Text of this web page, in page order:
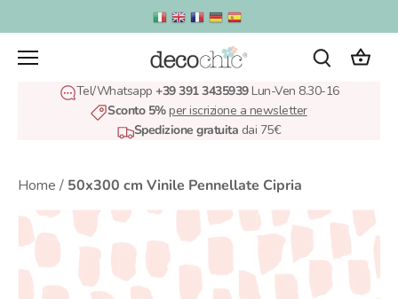
al
contenuto
Tel/Whatsapp +39 391 3435939Lun-Ven 8.30-16
Sconto 5%per iscrizione a newsletter
Spedizione gratuita dai 75€
Home / 50x300 cm Vinile Pennellate Cipria